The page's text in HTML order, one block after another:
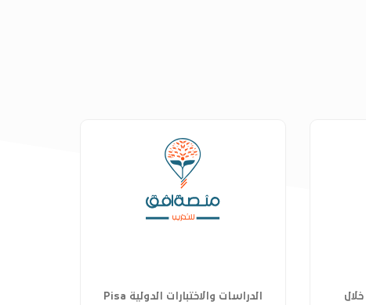
الدراسات والاختبارات الدولية Pisa